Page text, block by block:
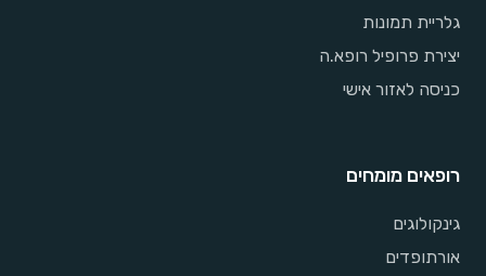
גלריית תמונות
יצירת פרופיל רופא.ה
כניסה לאזור אישי
רופאים מומחים
גינקולוגים
אורתופדים